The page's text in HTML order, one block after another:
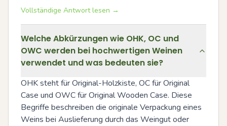
Vollständige Antwort lesen →
Welche Abkürzungen wie OHK, OC und
OWC werden bei hochwertigen Weinen
verwendet und was bedeuten sie?
OHK steht für Original-Holzkiste, OC für Original
Case und OWC für Original Wooden Case. Diese
Begriffe beschreiben die originale Verpackung eines
Weins bei Auslieferung durch das Weingut oder